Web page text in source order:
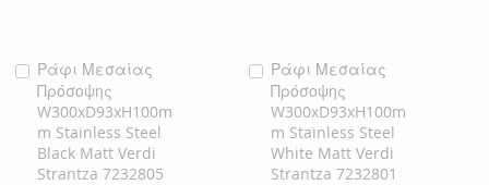
Ράφι Μεσαίας
Πρόσοψης
W300xD93xH100m
m Stainless Steel
Black Matt Verdi
Strantza 7232805
Προσθήκη
στο
Καλάθι
Ράφι Μεσαίας
Πρόσοψης
W300xD93xH100m
m Stainless Steel
White Matt Verdi
Strantza 7232801
Προσθήκη
στο
Καλάθι